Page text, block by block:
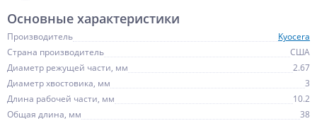
Основные характеристики
Производитель
Kyocera
Страна производитель
США
Диаметр режущей части, мм
2.67
Диаметр хвостовика, мм
3
Длина рабочей части, мм
10.2
Общая длина, мм
38